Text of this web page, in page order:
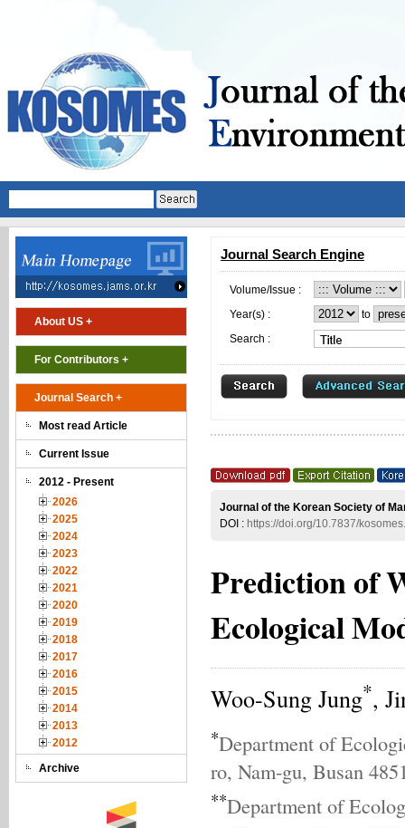
About US +
For Contributors +
Journal Search +
Most read Article
Current Issue
2012 - Present
2026
2025
2024
2023
2022
2021
2020
2019
2018
2017
2016
2015
2014
2013
2012
Archive
Journal Search Engine
Volume/Issue :
Year(s) :
to
Search :
Journal of the Korean Society of
DOI : https://doi.org/10.7837/
Prediction of
Ecological
Woo-Sung Jung*,
*Department of
ro, Nam-gu, Busan
**Department of